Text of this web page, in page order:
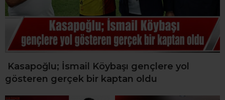
Kasapoğlu; İsmail Köybaşı gençlere yol
gösteren gerçek bir kaptan oldu